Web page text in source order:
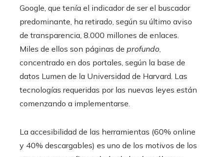
Google, que tenía el indicador de ser el buscador
predominante, ha retirado, según su último aviso
de transparencia, 8.000 millones de enlaces.
Miles de ellos son páginas de profundo,
concentrado en dos portales, según la base de
datos Lumen de la Universidad de Harvard. Las
tecnologías requeridas por las nuevas leyes están
comenzando a implementarse.
La accesibilidad de las herramientas (60% online
y 40% descargables) es uno de los motivos de los